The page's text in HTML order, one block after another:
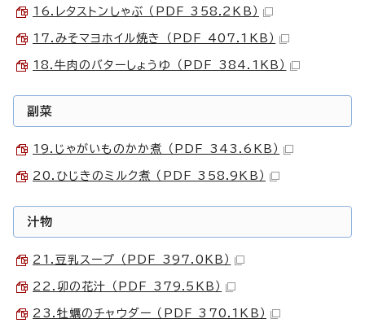
16.レタストンしゃぶ （PDF 358.2KB）
17.みそマヨホイル焼き （PDF 407.1KB）
18.牛肉のバターしょうゆ （PDF 384.1KB）
副菜
19.じゃがいものかか煮 （PDF 343.6KB）
20.ひじきのミルク煮 （PDF 358.9KB）
汁物
21.豆乳スープ （PDF 397.0KB）
22.卯の花汁 （PDF 379.5KB）
23.牡蠣のチャウダー （PDF 370.1KB）